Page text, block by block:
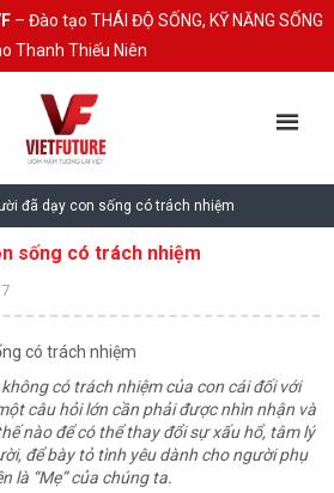
– Đào tạo THÁI ĐỘ SỐNG, KỸ NĂNG SỐNG
Thanh Thiếu Niên
đã dạy con sống có trách nhiệm
sống có trách nhiệm
có trách nhiệm
có trách nhiệm của con cái đối với
câu hỏi lớn cần phải được nhìn nhận và
nào để có thể thay đổi sự xấu hổ, tâm lý
để bày tỏ tình yêu dành cho người phụ
là “Mẹ” của chúng ta.